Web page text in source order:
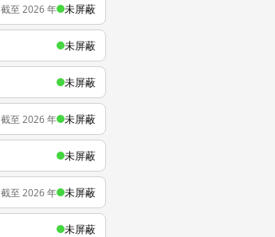
截至 2026 年 未屏蔽
未屏蔽
未屏蔽
截至 2026 年 未屏蔽
未屏蔽
截至 2026 年 未屏蔽
未屏蔽